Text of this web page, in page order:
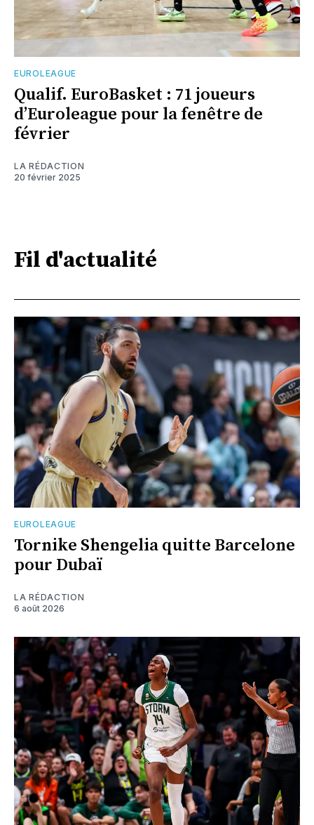
EUROLEAGUE
Qualif. EuroBasket : 71 joueurs
d’Euroleague pour la fenêtre de
février
LA RÉDACTION
20 février 2025
Fil d'actualité
EUROLEAGUE
Tornike Shengelia quitte Barcelone
pour Dubaï
LA RÉDACTION
6 août 2026